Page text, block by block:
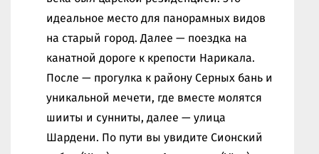
идеальное место для панорамных видов
на старый город. Далее — поездка на
канатной дороге к крепости Нарикала.
После — прогулка к району Серных бань и
уникальной мечети, где вместе молятся
шииты и сунниты, далее — улица
Шардени. По пути вы увидите Сионский